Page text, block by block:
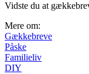
Vidste du at
Mere om:
Gækkebreve
Påske
Familieliv
DIY